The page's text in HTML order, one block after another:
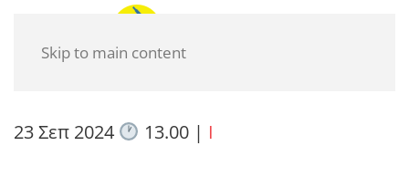
Skip to main content
23 Σεπ 2024 13.00| I